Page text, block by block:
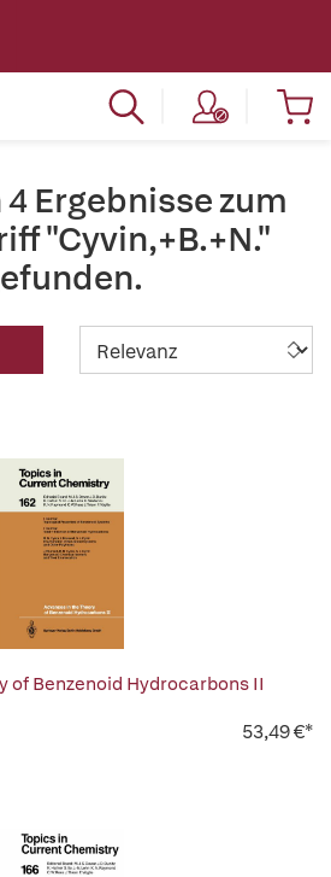
Ergebnisse zum
"Cyvin,+B.+N."
of Benzenoid Hydrocarbons II
53,49 €*